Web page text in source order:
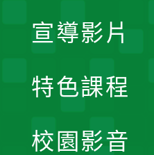
宣導影片
特色課程
校園影音